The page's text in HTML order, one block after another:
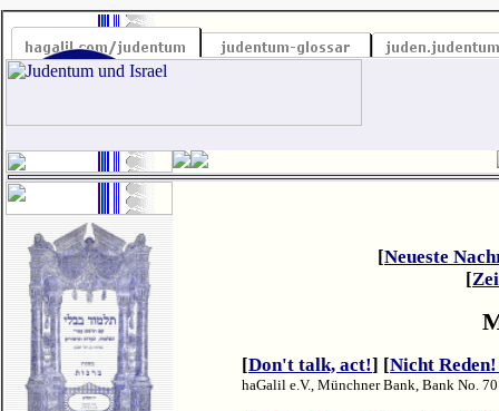
[Neueste
[
[Don't talk, act!] [Nicht
haGalil e.V., Münchner Bank, Bank No.